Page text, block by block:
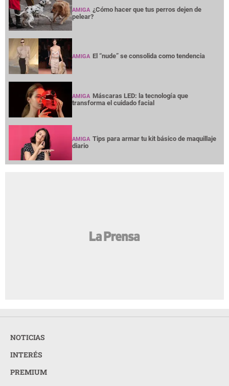
AMIGA ¿Cómo hacer que tus perros dejen de
pelear?
AMIGA El “nude” se consolida como tendencia
AMIGA Máscaras LED: la tecnología que
transforma el cuidado facial
AMIGA Tips para armar tu kit básico de maquillaje
diario
NOTICIAS
INTERÉS
PREMIUM